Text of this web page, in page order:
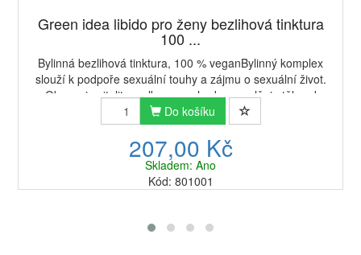
Green idea libido pro ženy bezlihová tinktura
100 ...
Bylinná bezlihová tinktura, 100 % veganBylinný komplex
slouží k podpoře sexuální touhy a zájmu o sexuální život.
Obnovuje vitalitu, celkovou pohodu a uvolňuje tělo od
zvýšeného stresu. Byliny přispíva...
Do košíku
207,00 Kč
Skladem: Ano
Kód: 801001